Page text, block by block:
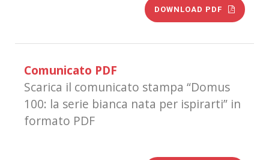
DOWNLOAD PDF
Comunicato PDF
Scarica il comunicato stampa “Domus
100: la serie bianca nata per ispirarti” in
formato PDF